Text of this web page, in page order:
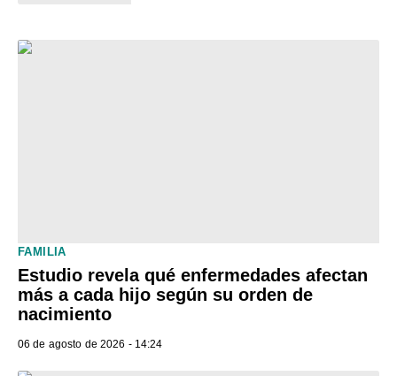
FAMILIA
Estudio revela qué enfermedades afectan
más a cada hijo según su orden de
nacimiento
06 de agosto de 2026 - 14:24